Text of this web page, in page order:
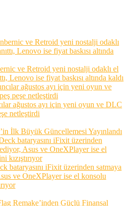
ve Retroid yeni nostalji odaklı el
Lenovo ise fiyat baskısı altında kaldı
ağustos ayı için yeni oyun ve DLC
netleştirdi
İlk Büyük Güncellemesi Yayınlandı
bataryasını iFixit üzerinden satmaya
ve OneXPlayer ise el konsolu
Remake’inden Güçlü Finansal